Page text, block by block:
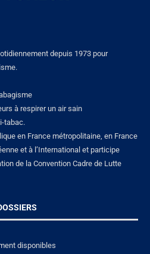
depuis 1973 pour
à respirer un air sain
tabac.
en France métropolitaine, en France
et à l’International et participe
de la Convention Cadre de Lutte
disponibles